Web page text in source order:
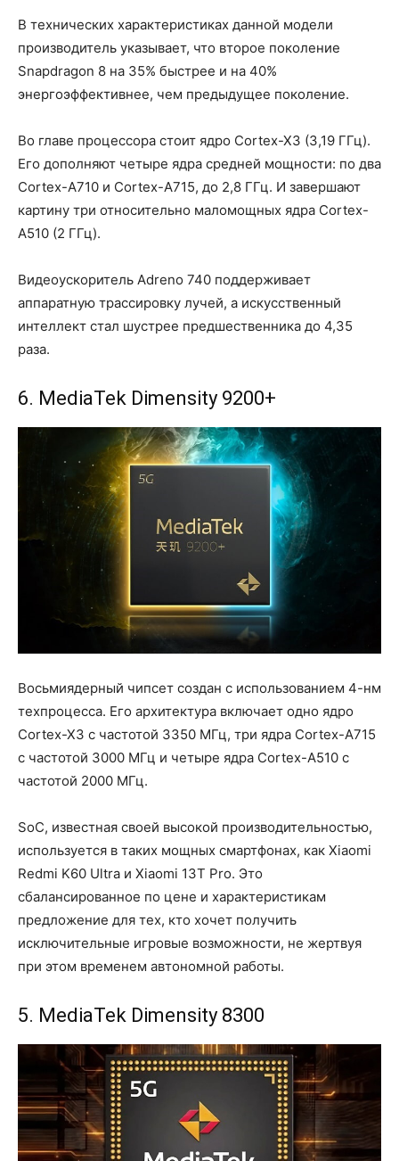
В технических характеристиках данной модели
производитель указывает, что второе поколение
Snapdragon 8 на 35% быстрее и на 40%
энергоэффективнее, чем предыдущее поколение.
Во главе процессора стоит ядро Cortex-X3 (3,19 ГГц).
Его дополняют четыре ядра средней мощности: по два
Cortex-A710 и Cortex-A715, до 2,8 ГГц. И завершают
картину три относительно маломощных ядра Cortex-
A510 (2 ГГц).
Видеоускоритель Adreno 740 поддерживает
аппаратную трассировку лучей, а искусственный
интеллект стал шустрее предшественника до 4,35
раза.
6. MediaTek Dimensity 9200+
Восьмиядерный чипсет создан с использованием 4-нм
техпроцесса. Его архитектура включает одно ядро
Cortex-X3 с частотой 3350 МГц, три ядра Cortex-A715
с частотой 3000 МГц и четыре ядра Cortex-A510 с
частотой 2000 МГц.
SoC, известная своей высокой производительностью,
используется в таких мощных смартфонах, как Xiaomi
Redmi K60 Ultra и Xiaomi 13T Pro. Это
сбалансированное по цене и характеристикам
предложение для тех, кто хочет получить
исключительные игровые возможности, не жертвуя
при этом временем автономной работы.
5. MediaTek Dimensity 8300